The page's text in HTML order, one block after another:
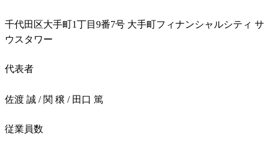
千代田区大手町1丁目9番7号 大手町フィナンシャルシティ サ
ウスタワー
代表者
佐渡 誠 / 関 穣 / 田口 篤
従業員数